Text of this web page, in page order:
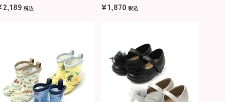
2,189 税込 ¥1,870 税込